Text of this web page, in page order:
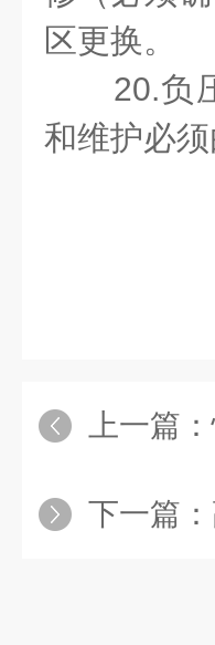
区更换。
20.负
和维护必须
上一篇：
下一篇：